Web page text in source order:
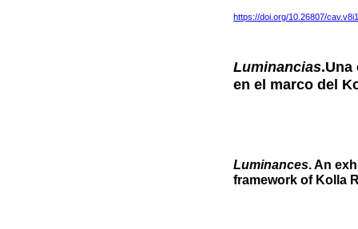
https://doi.org/10.26807/
Luminancias.Una
en el marco del
Luminances. An
framework of Kolla